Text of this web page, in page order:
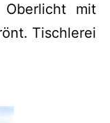
mit
Tischlerei